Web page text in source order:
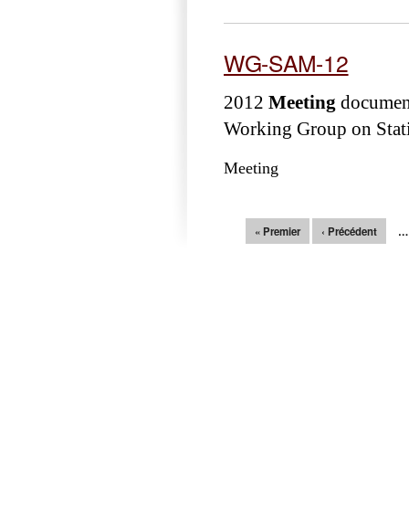
WG-SAM-12
2012 Meeting
Working Group on
Meeting
Pages« Premier ‹ Précédent …